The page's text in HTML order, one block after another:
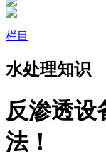
栏目
水处理知识
反渗透设
法！